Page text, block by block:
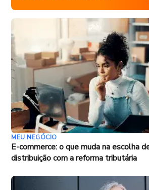
MEU NEGÓCIO
E-commerce: o que muda na escolha
distribuição com a reforma tributária